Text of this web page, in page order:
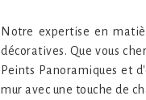
Notre expertise en
décoratives. Que vous
Peints Panoramiques et
mur avec une touche de